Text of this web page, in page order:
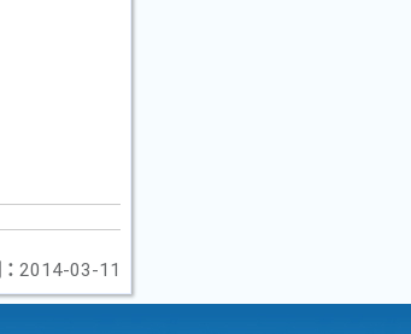
2014-03-11